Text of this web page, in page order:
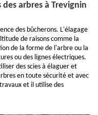
des arbres à Trevignin
des bûcherons. L'élagage
de raisons comme la
de la forme de l'arbre ou la
ou des lignes électriques.
des scies à élaguer et
en toute sécurité et avec
et il utilise des